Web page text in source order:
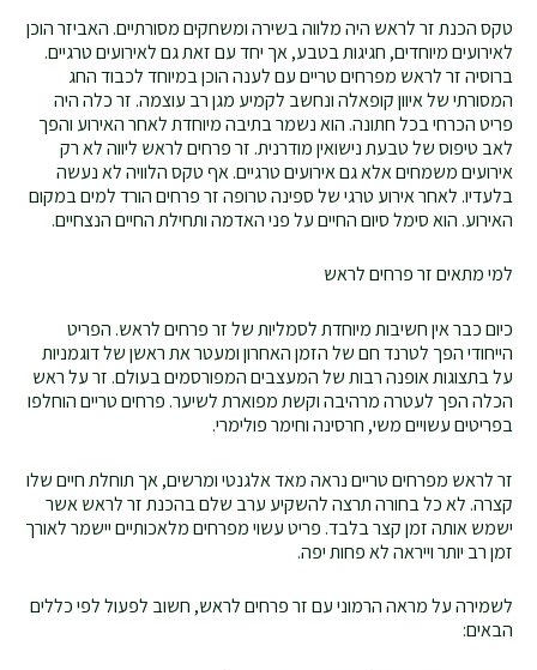
טקס הכנת זר לראש היה מלווה בשירה ומשחקים מסורתיים. האביזר הוכן
לאירועים מיוחדים, חגיגות בטבע, אך יחד עם זאת גם לאירועים טרגיים.
ברוסיה זר לראש מפרחים טריים עם לענה הוכן במיוחד לכבוד החג
המסורתי של איוון קופאלה ונחשב לקמיע מגן רב עוצמה. זר כלה היה
פריט הכרחי בכל חתונה. הוא נשמר בתיבה מיוחדת לאחר האירוע והפך
לאב טיפוס של טבעת נישואין מודרנית. זר פרחים לראש ליווה לא רק
אירועים משמחים אלא גם אירועים טרגיים. אף טקס הלוויה לא נעשה
בלעדיו. לאחר אירוע טרגי של ספינה טרופה זר פרחים הורד למים במקום
האירוע. הוא סימל סיום החיים על פני האדמה ותחילת החיים הנצחיים.
למי מתאים זר פרחים לראש
כיום כבר אין חשיבות מיוחדת לסמליות של זר פרחים לראש. הפריט
הייחודי הפך לטרנד חם של הזמן האחרון ומעטר את ראשן של דוגמניות
על בתצוגות אופנה רבות של המעצבים המפורסמים בעולם. זר על ראש
הכלה הפך לעטרה מרהיבה וקשת מפוארת לשיער. פרחים טריים הוחלפו
בפריטים עשויים משי, חרסינה וחימר פולימרי.
זר לראש מפרחים טריים נראה מאד אלגנטי ומרשים, אך תוחלת חיים שלו
קצרה. לא כל בחורה תרצה להשקיע ערב שלם בהכנת זר לראש אשר
ישמש אותה זמן קצר בלבד. פריט עשוי מפרחים מלאכותיים יישמר לאורך
זמן רב יותר וייראה לא פחות יפה.
לשמירה על מראה הרמוני עם זר פרחים לראש, חשוב לפעול לפי כללים
הבאים: